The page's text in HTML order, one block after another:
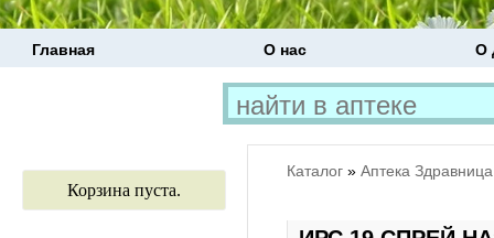
Главная О нас О
Корзина пуста.
Каталог » Аптека Здравница